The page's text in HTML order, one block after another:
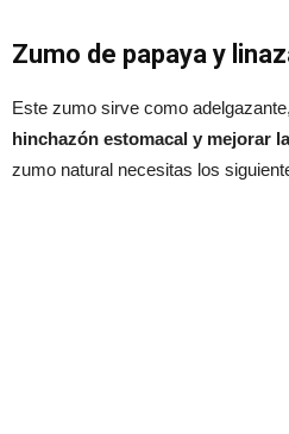
Zumo de papaya y
Este zumo sirve como
hinchazón estomacal y mejorar
zumo natural necesitas los